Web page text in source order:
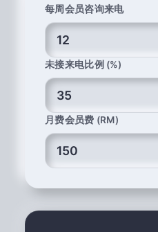
每周会员咨询来电
未接来电比例 (%)
月费会员费 (RM)